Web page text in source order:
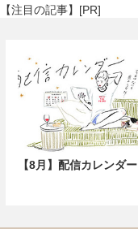
【注目の記事】[PR]
【8月】配信カレンダー